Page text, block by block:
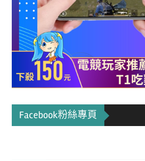
Facebook粉絲專頁